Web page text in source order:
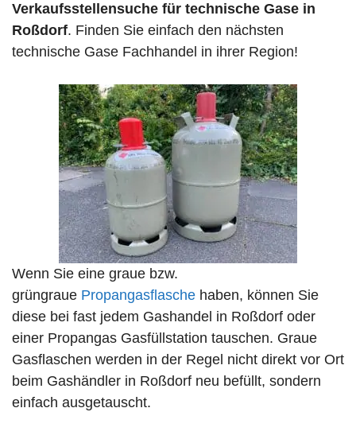
Verkaufsstellensuche für technische Gase in
Roßdorf. Finden Sie einfach den nächsten
technische Gase Fachhandel in ihrer Region!
Wenn Sie eine graue bzw.
grüngraue Propangasflasche haben, können Sie
diese bei fast jedem Gashandel in Roßdorf oder
einer Propangas Gasfüllstation tauschen. Graue
Gasflaschen werden in der Regel nicht direkt vor Ort
beim Gashändler in Roßdorf neu befüllt, sondern
einfach ausgetauscht.